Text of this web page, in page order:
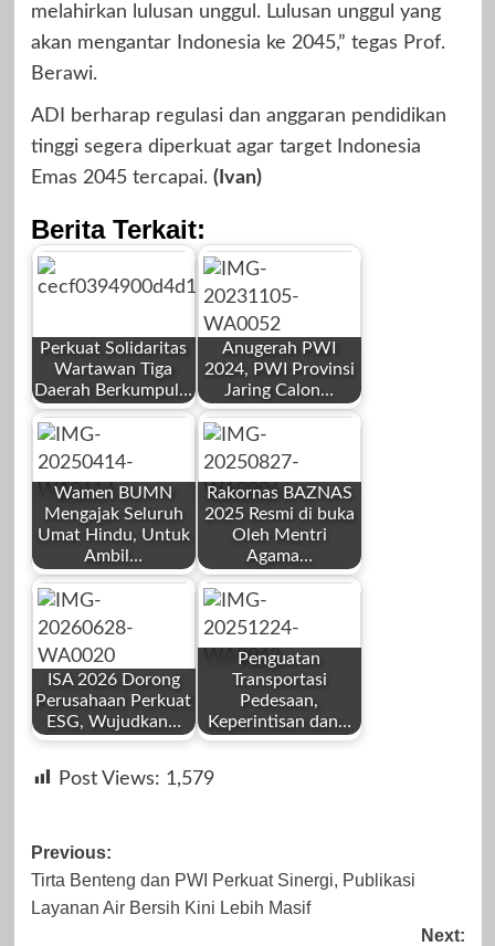
melahirkan lulusan unggul. Lulusan unggul yang
akan mengantar Indonesia ke 2045,” tegas Prof.
Berawi.
ADI berharap regulasi dan anggaran pendidikan
tinggi segera diperkuat agar target Indonesia
Emas 2045 tercapai. (Ivan)
Berita Terkait:
Perkuat Solidaritas
Wartawan Tiga
Daerah Berkumpul…
by
Redaksi
Maret 12, 2026
Anugerah PWI
2024, PWI Provinsi
Jaring Calon…
by
Redaksi
November 6,
2023
Wamen BUMN
Mengajak Seluruh
Umat Hindu, Untuk
Ambil…
by
Redaksi
April 14, 2025
Rakornas BAZNAS
2025 Resmi di buka
Oleh Mentri
Agama…
by
Redaksi
Agustus 27, 2025
ISA 2026 Dorong
Perusahaan Perkuat
ESG, Wujudkan…
Redaksi
Penguatan
Transportasi
Pedesaan,
Keperintisan dan…
Redaksi
Post Views: 1,579
Post
navigation
Previous:
Tirta Benteng dan PWI Perkuat Sinergi, Publikasi
Layanan Air Bersih Kini Lebih Masif
Next: